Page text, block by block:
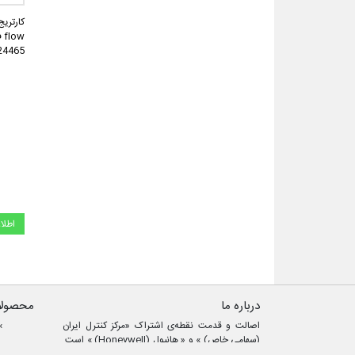
flow فلوکان مدل
درباره ما
اصالت و قدمت نقطه‌ی اشتراک «مرکز کنترل ایران
(سهامی خاص) » و « هانیول (Honeywell) » است.